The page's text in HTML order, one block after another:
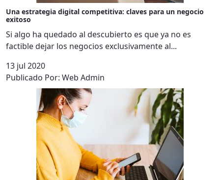
Una estrategia digital competitiva: claves para un negocio
exitoso
Si algo ha quedado al descubierto es que ya no es
factible dejar los negocios exclusivamente al...
13 jul 2020
Publicado Por: Web Admin